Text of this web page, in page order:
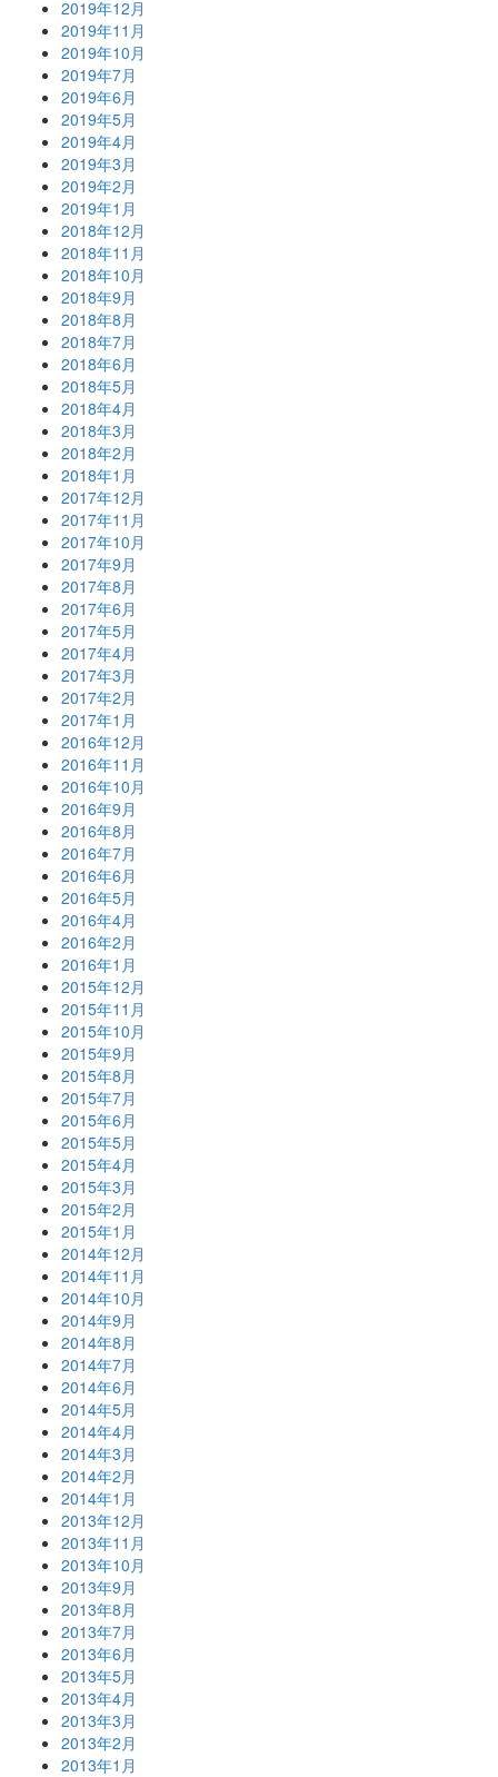
2019年12月
2019年11月
2019年10月
2019年7月
2019年6月
2019年5月
2019年4月
2019年3月
2019年2月
2019年1月
2018年12月
2018年11月
2018年10月
2018年9月
2018年8月
2018年7月
2018年6月
2018年5月
2018年4月
2018年3月
2018年2月
2018年1月
2017年12月
2017年11月
2017年10月
2017年9月
2017年8月
2017年6月
2017年5月
2017年4月
2017年3月
2017年2月
2017年1月
2016年12月
2016年11月
2016年10月
2016年9月
2016年8月
2016年7月
2016年6月
2016年5月
2016年4月
2016年2月
2016年1月
2015年12月
2015年11月
2015年10月
2015年9月
2015年8月
2015年7月
2015年6月
2015年5月
2015年4月
2015年3月
2015年2月
2015年1月
2014年12月
2014年11月
2014年10月
2014年9月
2014年8月
2014年7月
2014年6月
2014年5月
2014年4月
2014年3月
2014年2月
2014年1月
2013年12月
2013年11月
2013年10月
2013年9月
2013年8月
2013年7月
2013年6月
2013年5月
2013年4月
2013年3月
2013年2月
2013年1月